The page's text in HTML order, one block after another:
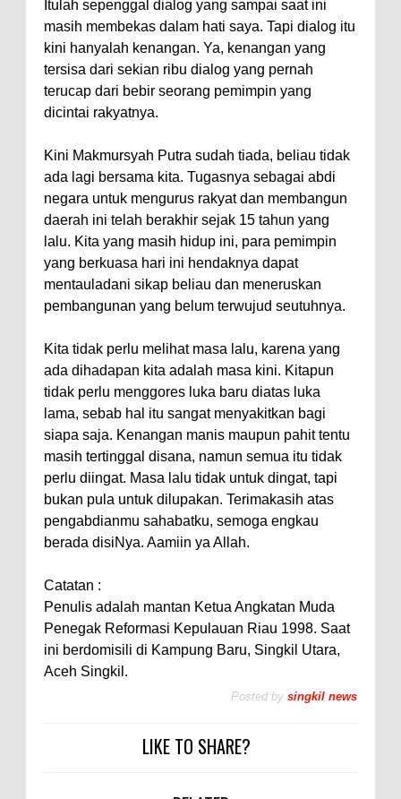
Itulah sepenggal dialog yang sampai saat ini
masih membekas dalam hati saya. Tapi dialog itu
kini hanyalah kenangan. Ya, kenangan yang
tersisa dari sekian ribu dialog yang pernah
terucap dari bebir seorang pemimpin yang
dicintai rakyatnya.
Kini Makmursyah Putra sudah tiada, beliau tidak
ada lagi bersama kita. Tugasnya sebagai abdi
negara untuk mengurus rakyat dan membangun
daerah ini telah berakhir sejak 15 tahun yang
lalu. Kita yang masih hidup ini, para pemimpin
yang berkuasa hari ini hendaknya dapat
mentauladani sikap beliau dan meneruskan
pembangunan yang belum terwujud seutuhnya.
Kita tidak perlu melihat masa lalu, karena yang
ada dihadapan kita adalah masa kini. Kitapun
tidak perlu menggores luka baru diatas luka
lama, sebab hal itu sangat menyakitkan bagi
siapa saja. Kenangan manis maupun pahit tentu
masih tertinggal disana, namun semua itu tidak
perlu diingat. Masa lalu tidak untuk dingat, tapi
bukan pula untuk dilupakan. Terimakasih atas
pengabdianmu sahabatku, semoga engkau
berada disiNya. Aamiin ya Allah.
Catatan :
Penulis adalah mantan Ketua Angkatan Muda
Penegak Reformasi Kepulauan Riau 1998. Saat
ini berdomisili di Kampung Baru, Singkil Utara,
Aceh Singkil.
Posted by singkil news
LIKE TO SHARE?